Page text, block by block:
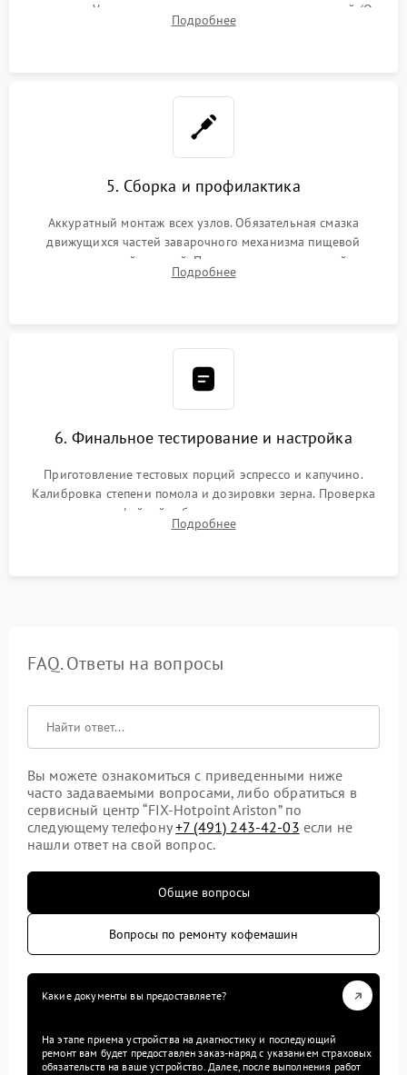
жерновов. Установка новых силиконовых уплотнителей (O-
ring) и тефлоновых трубок для надежного устранения
Подробнее
5. Сборка и профилактика
Аккуратный монтаж всех узлов. Обязательная смазка
движущихся частей заварочного механизма пищевой
силиконовой смазкой. Проведение программной
декальцинации и очистки системы от кофейных масел.
Подробнее
6. Финальное тестирование и настройка
Приготовление тестовых порций эспрессо и капучино.
Калибровка степени помола и дозировки зерна. Проверка
плотности кофейной таблетки, температуры напитка и
качества молочной пены. Контроль отсутствия посторонних
Подробнее
FAQ. Ответы на вопросы
Вы можете ознакомиться с приведенными ниже
часто задаваемыми вопросами, либо обратиться в
сервисный центр “FIX-Hotpoint Ariston” по
следующему телефону+7 (491) 243-42-03 если не
нашли ответ на свой вопрос.
Общие вопросы
Вопросы по ремонту кофемашин
Какие документы вы предоставляете?
На этапе приема устройства на диагностику и последующий
ремонт вам будет предоставлен заказ-наряд с указанием страховых
обязательств на ваше устройство. Далее, после выполнения работ